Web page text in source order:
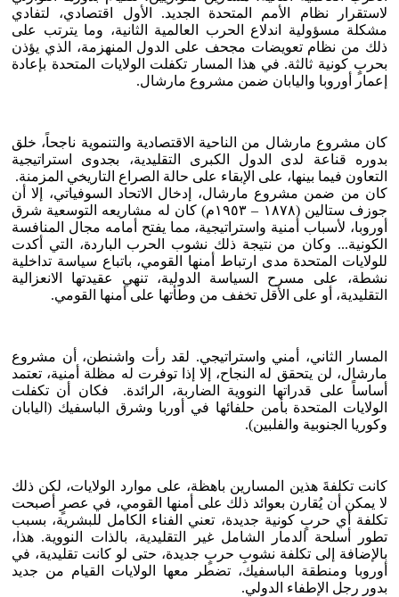
لاستقرار نظام الأمم المتحدة الجديد. الأول اقتصادي، لتفادي
مشكلة مسؤولية اندلاع الحرب العالمية الثانية، وما يترتب على
ذلك من نظام تعويضات مجحف على الدول المنهزمة، الذي يؤذن
بحربٍ كونية ثالثة. في هذا المسار تكفلت الولايات المتحدة بإعادة
إعمار أوروبا واليابان ضمن مشروع مارشال.
كان مشروع مارشال من الناحية الاقتصادية والتنموية ناجحاً، خلق
بدوره قناعة لدى الدول الكبرى التقليدية، بجدوى استراتيجية
التعاون فيما بينها، على الإبقاء على حالة الصراع التاريخي المزمنة.
كان من ضمن مشروع مارشال، إدخال الاتحاد السوفياتي، إلا أن
جوزف ستالين (١٨٧٨ – ١٩٥٣م) كان له مشاريعه التوسعية شرق
أوروبا، لأسباب أمنية واستراتيجية، مما يفتح أمامه مجال المنافسة
الكونية... وكان من نتيجة ذلك نشوب الحرب الباردة، التي أكدت
للولايات المتحدة مدى ارتباط أمنها القومي، باتباع سياسة تداخلية
نشطة، على مسرح السياسة الدولية، تنهي عقيدتها الانعزالية
التقليدية، أو على الأقل تخفف من وطأتها على أمنها القومي.
المسار الثاني، أمني واستراتيجي. لقد رأت واشنطن، أن مشروع
مارشال، لن يتحقق له النجاح، إلا إذا توفرت له مظلة أمنية، تعتمد
أساساً على قدراتها النووية الضاربة، الرائدة. فكان أن تكفلت
الولايات المتحدة بأمن حلفائها في أوربا وشرق الباسفيك (اليابان
وكوريا الجنوبية والفلبين).
كانت تكلفةَ هذين المسارين باهظة، على موارد الولايات، لكن ذلك
لا يمكن أن يُقارن بعوائد ذلك على أمنها القومي، في عصرٍ أصبحت
تكلفة أي حربٍ كونية جديدة، تعني الفناء الكامل للبشرية، بسبب
تطور أسلحة الدمار الشامل غير التقليدية، بالذات النووية. هذا،
بالإضافة إلى تكلفة نشوبِ حربٍ جديدة، حتى لو كانت تقليدية، في
أوروبا ومنطقة الباسفيك، تضطر معها الولايات القيام من جديد
بدور رجل الإطفاء الدولي.